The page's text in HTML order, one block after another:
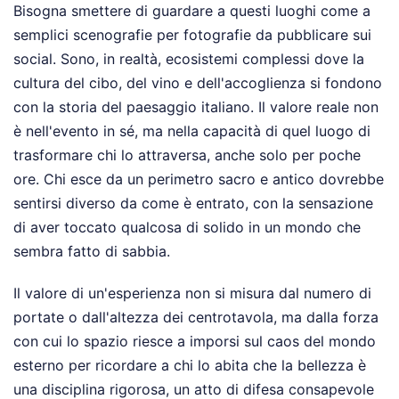
Bisogna smettere di guardare a questi luoghi come a
semplici scenografie per fotografie da pubblicare sui
social. Sono, in realtà, ecosistemi complessi dove la
cultura del cibo, del vino e dell'accoglienza si fondono
con la storia del paesaggio italiano. Il valore reale non
è nell'evento in sé, ma nella capacità di quel luogo di
trasformare chi lo attraversa, anche solo per poche
ore. Chi esce da un perimetro sacro e antico dovrebbe
sentirsi diverso da come è entrato, con la sensazione
di aver toccato qualcosa di solido in un mondo che
sembra fatto di sabbia.
Il valore di un'esperienza non si misura dal numero di
portate o dall'altezza dei centrotavola, ma dalla forza
con cui lo spazio riesce a imporsi sul caos del mondo
esterno per ricordare a chi lo abita che la bellezza è
una disciplina rigorosa, un atto di difesa consapevole